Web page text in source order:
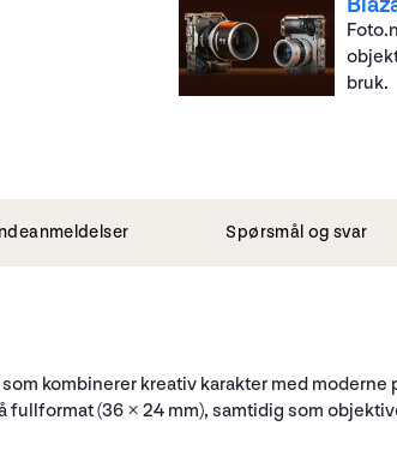
bruk.
Spørsmål og svar
kombinerer kreativ karakter med moderne
(36 × 24 mm), samtidig som